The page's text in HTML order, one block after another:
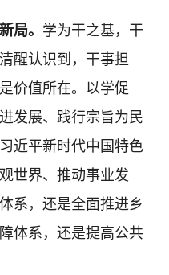
局。 学为干之基，干
醒认识到，干事担
价值所在。以学促
发展、践行宗旨为民
近平新时代中国特色
世界、推动事业发
系，还是全面推进乡
体系，还是提高公共